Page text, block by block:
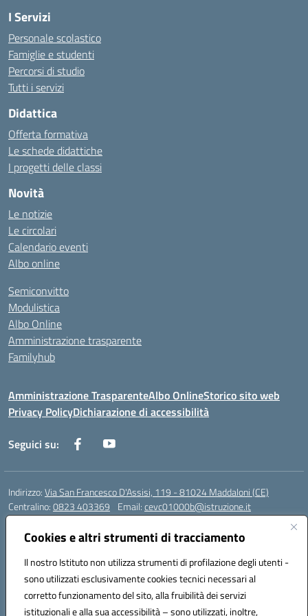
Cookies e altri strumenti di tracciamento
Il nostro Istituto non utilizza strumenti di profilazione degli utenti -
sono utilizzati esclusivamente cookies tecnici necessari al
corretto funzionamento del sito, alla fruibilità dei servizi
istituzionali e alla sua accessibilità – sono utilizzati, inoltre,
I Servizi
Personale scolastico
Famiglie e studenti
Percorsi di studio
Tutti i servizi
Didattica
Offerta formativa
Le schede didattiche
I progetti delle classi
Novità
Le notizie
Le circolari
Calendario eventi
Albo online
Semiconvitto
Modulistica
Albo Online
Amministrazione trasparente
Familyhub
Amministrazione TrasparenteAlbo OnlineStorico sito web
Privacy PolicyDichiarazione di accessibilità
Seguici su:
Indirizzo:Via San Francesco D'Assisi, 119 - 81024 Maddaloni (CE)
Centralino:0823 403369 Email:cevc01000b@istruzione.it
Posta elettronica certificata (PEC):
Codice fiscale: 80004990612 (Convitto) - 93044680614 (Scuole
Annesse)
Codice meccanografico:CEVC01000B
Codice Indice delle Pubbliche Amministrazioni (IPA): istsc_cevc01000b
Codice unico di fatturazione (CUF): ZUT1RT